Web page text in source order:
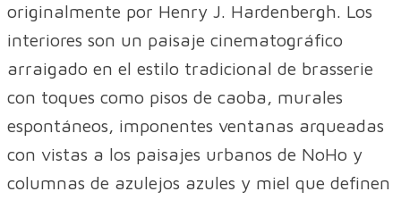
originalmente por Henry J. Hardenbergh. Los
interiores son un paisaje cinematográfico
arraigado en el estilo tradicional de brasserie
con toques como pisos de caoba, murales
espontáneos, imponentes ventanas arqueadas
con vistas a los paisajes urbanos de NoHo y
columnas de azulejos azules y miel que definen